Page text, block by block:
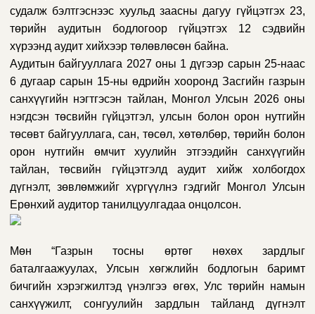
судалж бэлтгэснээс хуульд заасны дагуу гүйцэтгэх 23,
төрийн аудитын бодлогоор гүйцэтгэх 12 сэдвийн
хүрээнд аудит хийхээр төлөвлөсөн байна.
Аудитын байгууллага 2027 оны 1 дүгээр сарын 25-наас
6 дугаар сарын 15-ны өдрийн хооронд Засгийн газрын
санхүүгийн нэгтгэсэн тайлан, Монгол Улсын 2026 оны
нэгдсэн төсвийн гүйцэтгэл, улсын болон орон нутгийн
төсөвт байгууллага, сан, төсөл, хөтөлбөр, төрийн болон
орон нутгийн өмчит хуулийн этгээдийн санхүүгийн
тайлан, төсвийн гүйцэтгэлд аудит хийж холбогдох
дүгнэлт, зөвлөмжийг хүргүүлнэ гэдгийг Монгол Улсын
Ерөнхий аудитор танилцуулгадаа онцолсон.
Мөн “Газрын тосны өртөг нөхөх зардлыг
баталгаажуулах, Улсын хөгжлийн бодлогын баримт
бичгийн хэрэгжилтэд үнэлгээ өгөх, Улс төрийн намын
санхүүжилт, сонгуулийн зардлын тайланд дүгнэлт